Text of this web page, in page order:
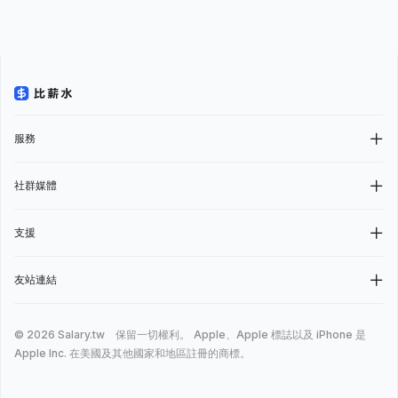
服務
社群媒體
支援
友站連結
© 2026 Salary.tw 保留一切權利。
Apple、Apple 標誌以及 iPhone 是
Apple Inc. 在美國及其他國家和地區註冊的商標。